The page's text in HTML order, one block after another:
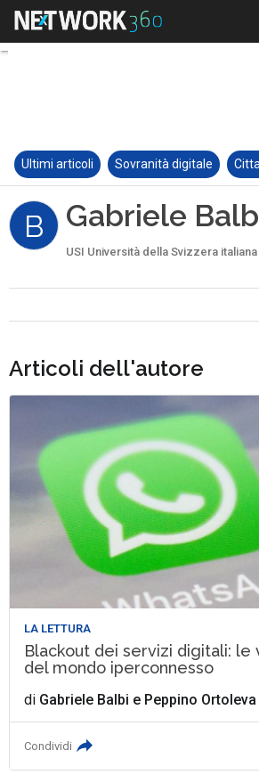
Ultimi articoli Sovranità digitale
B Gabriele
USI Università della Svizzera italiana
Articoli dell'autore
LA LETTURA
Blackout dei servizi digitali: le
del mondo iperconnesso
di Gabriele Balbi e Peppino Ortoleva
Condividi